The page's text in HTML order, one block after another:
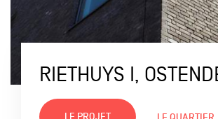
RIETHUYS I,
LE PROJET